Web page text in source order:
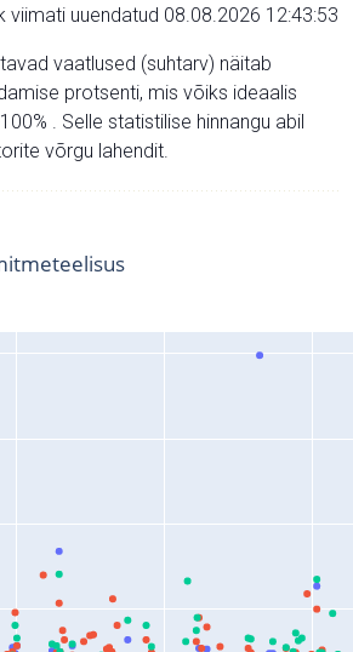
viimati uuendatud 08.08.2026 12:43:53
vaatlused (suhtarv) näitab
protsenti, mis võiks ideaalis
. Selle statistilise hinnangu abil
võrgu lahendit.